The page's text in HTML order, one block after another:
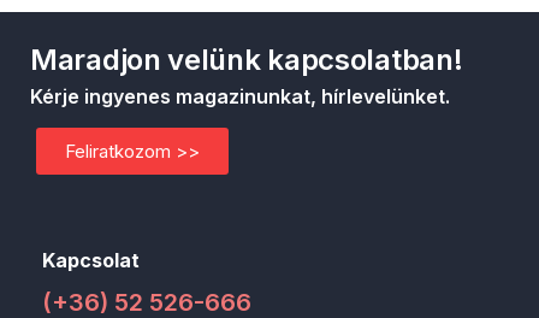
Kapcsolat
(+36) 52 526-666
Maradjon velünk kapcsolatban!
Kérje ingyenes magazinunkat, hírlevelünket.
Feliratkozom >>